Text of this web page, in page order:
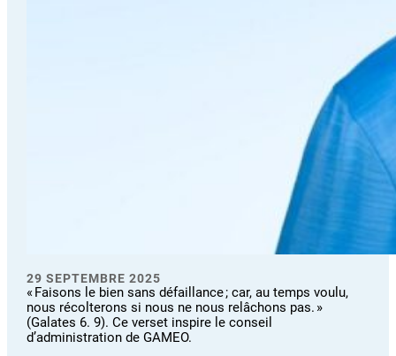
29 SEPTEMBRE 2025
« Faisons le bien sans défaillance ; car, au temps voulu,
nous récolterons si nous ne nous relâchons pas. »
(Galates 6. 9). Ce verset inspire le conseil
d’administration de GAMEO.